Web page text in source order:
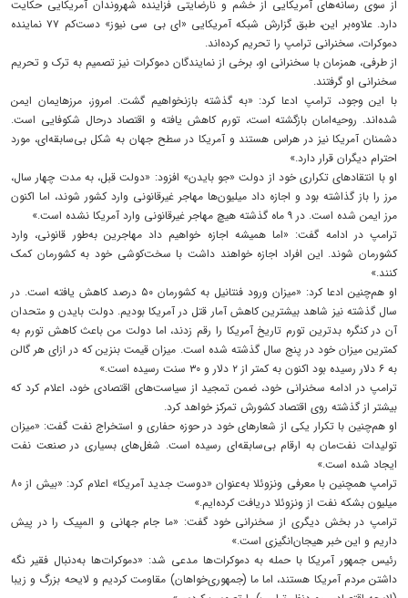
از سوی رسانه‌های آمریکایی از خشم و نارضایتی فزاینده شهروندان آمریکایی حکایت
دارد. علاوه‌بر این، طبق گزارش شبکه آمریکایی «ای بی سی نیوز» دست‌کم ۷۷ نماینده
دموکرات، سخنرانی ترامپ را تحریم کرده‌اند.
از طرفی، همزمان با سخنرانی او، برخی از نمایندگان دموکرات نیز تصمیم به ترک و تحریم
سخنرانی او گرفتند.
با این وجود، ترامپ ادعا کرد: «به گذشته بازنخواهیم گشت. امروز، مرزهایمان ایمن
شده‌اند. روحیه‌امان بازگشته است، تورم کاهش یافته و اقتصاد درحال شکوفایی است.
دشمنان آمریکا نیز در هراس هستند و آمریکا در سطح جهان به شکل بی‌سابقه‌ای، مورد
احترام دیگران قرار دارد.»
او با انتقادهای تکراری خود از دولت «جو بایدن» افزود: «دولت قبل، به مدت چهار سال،
مرز را باز گذاشته بود و اجازه داد میلیون‌ها مهاجر غیرقانونی وارد کشور شوند، اما اکنون
مرز ایمن شده است. در ۹ ماه گذشته هیچ مهاجر غیرقانونی وارد آمریکا نشده است.»
ترامپ در ادامه گفت: «اما همیشه اجازه خواهیم داد مهاجرین به‌طور قانونی، وارد
کشورمان شوند. این افراد اجازه خواهند داشت با سخت‌کوشی خود به کشورمان کمک
کنند.»
او هم‌چنین ادعا کرد: «میزان ورود فنتانیل به کشورمان ۵۰ درصد کاهش یافته است. در
سال گذشته نیز شاهد بیشترین کاهش آمار قتل در آمریکا بودیم. دولت بایدن و متحدان
آن در کنگره بدترین تورم تاریخ آمریکا را رقم زدند، اما دولت من باعث کاهش تورم به
کمترین میزان خود در پنج سال گذشته شده است. میزان قیمت بنزین که در ازای هر گالن
به ۶ دلار رسیده بود اکنون به کمتر از ۲ دلار و ۳۰ سنت رسیده است.»
ترامپ در ادامه سخنرانی خود، ضمن تمجید از سیاست‌های اقتصادی خود، اعلام کرد که
بیشتر از گذشته روی اقتصاد کشورش تمرکز خواهد کرد.
او هم‌چنین با تکرار یکی‌ از شعارهای خود در حوزه حفاری و استخراج نفت گفت: «میزان
تولیدات نفت‌مان به ارقام بی‌سابقه‌ای رسیده است. شغل‌های بسیاری در صنعت نفت
ایجاد شده است.»
ترامپ همچنین با معرفی ونزوئلا به‌عنوان «دوست جدید آمریکا» اعلام کرد: «بیش از ۸۰
میلیون بشکه نفت از ونزوئلا دریافت کرده‌ایم.»
ترامپ در بخش دیگری از سخنرانی خود گفت: «ما جام جهانی و المپیک را در پیش
داریم و این خبر هیجان‌انگیزی است.»
رئیس جمهور آمریکا با حمله به دموکرات‌ها مدعی شد: «دموکرات‌ها به‌دنبال فقیر نگه
داشتن مردم آمریکا هستند، اما ما (جمهوری‌خواهان) مقاومت کردیم و لایحه بزرگ و زیبا